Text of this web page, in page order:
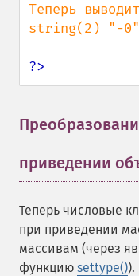
Теперь
string(2) "-0"
?>
приведении
Теперь числовые
при приведении
массивам (через
функцию settype()).